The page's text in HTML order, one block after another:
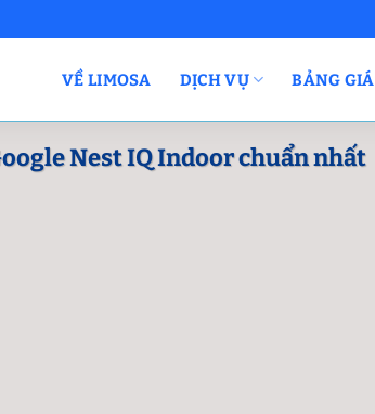
VỀ LIMOSA DỊCH VỤ BẢNG GIÁ
Nest IQ Indoor chuẩn nhất